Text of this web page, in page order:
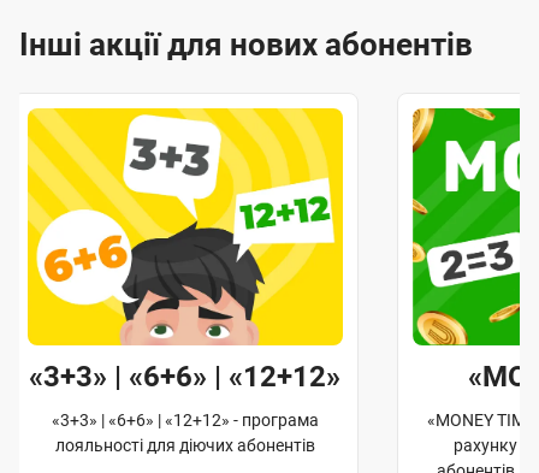
Інші акції для нових абонентів
«3+3» | «6+6» | «12+12»
«3+3» | «6+6» | «12+12» - програма
лояльності для діючих абонентів
«MONEY
рахунку